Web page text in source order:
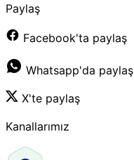
Paylaş
Facebook'ta paylaş
Whatsapp'da paylaş
X'te paylaş
Kanallarımız